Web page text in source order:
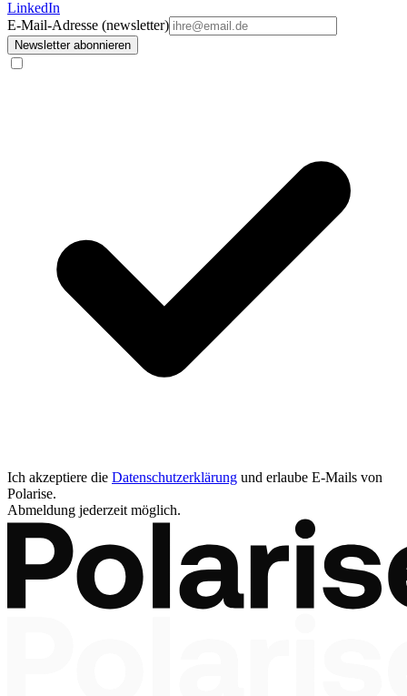
LinkedIn
E-Mail-Adresse (newsletter)
Newsletter abonnieren
Ich akzeptiere die Datenschutzerklärung und erlaube E-Mails von
Polarise.
Abmeldung jederzeit möglich.